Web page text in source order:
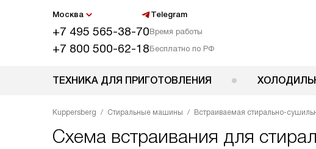
Москва Telegram
+7 495 565-38-70Время работы
+7 800 500-62-18Бесплатно по РФ
ТЕХНИКА ДЛЯ ПРИГОТОВЛЕНИЯ
Kuppersberg Стиральные машины Встраиваемая стирально-
Схема встраивания для